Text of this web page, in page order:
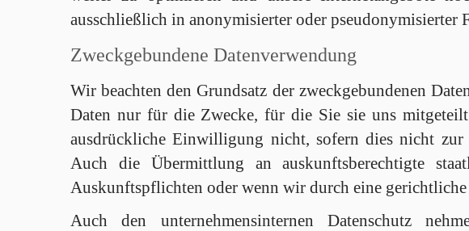
ausschließlich in anonymisierter oder pseudonymisierter
Zweckgebundene Datenverwendung
Wir beachten den Grundsatz der zweckgebundenen
Daten nur für die Zwecke, für die Sie sie uns
ausdrückliche Einwilligung nicht, sofern dies nicht
Auch die Übermittlung an auskunftsberechtigte
Auskunftspflichten oder wenn wir durch eine
Auch den unternehmensinternen Datenschutz